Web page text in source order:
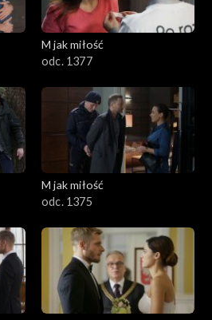
M jak miłość
odc. 1377
M jak miłość
odc. 1375